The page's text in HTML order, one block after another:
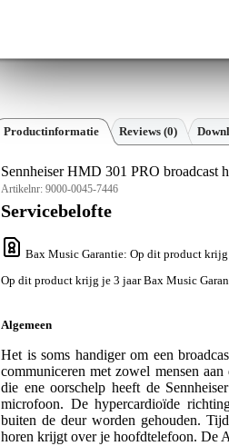
Productinformatie Reviews (0)
Sennheiser HMD 301 PRO broadcast
Artikelnr: 9000-0045-7446
Servicebelofte
Bax Music Garantie: Op dit product
Op dit product krijg je 3 jaar Bax Music
Algemeen
Het is soms handiger om een
communiceren met zowel mensen
die ene oorschelp heeft de
microfoon. De hypercardioïde
buiten de deur worden gehouden.
horen krijgt over je hoofdtelefoon. De